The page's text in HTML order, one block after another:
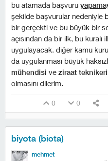
bu atamada başvuru
şekilde başvurular nedeniyle
bir gerçekti ve bu büyük bir
açısından da bir ilk, bu kuralı
uygulayacak. diğer kamu
da uygulanması büyük
mühendisi ve ziraat teknikeri
olmasını dilerim.
0 0
biyota (biota)
mehmet